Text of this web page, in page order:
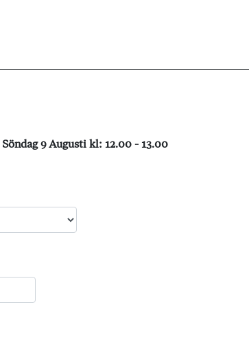
Söndag 9 Augusti kl: 12.00 - 13.00